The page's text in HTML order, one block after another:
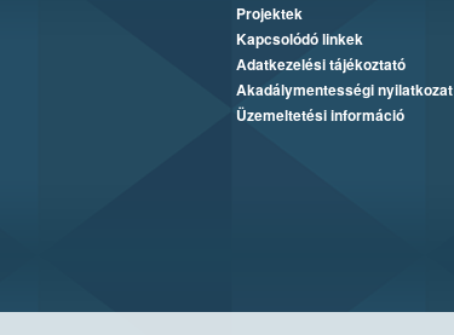
Projektek
Kapcsolódó linkek
Adatkezelési tájékoztató
Akadálymentességi nyilatkozat
Üzemeltetési információ